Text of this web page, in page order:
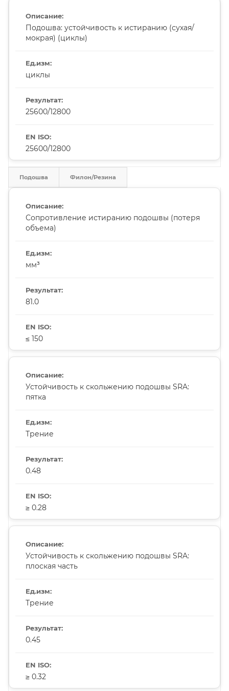
Подошва: устойчивость к истиранию (сухая/
мокрая) (циклы)
циклы
25600/12800
25600/12800
Подошва Филон/Резина
Сопротивление истиранию подошвы (потеря
объема)
мм³
81.0
≤ 150
Устойчивость к скольжению подошвы SRA:
пятка
Трение
0.48
≥ 0.28
Устойчивость к скольжению подошвы SRA:
плоская часть
Трение
0.45
≥ 0.32